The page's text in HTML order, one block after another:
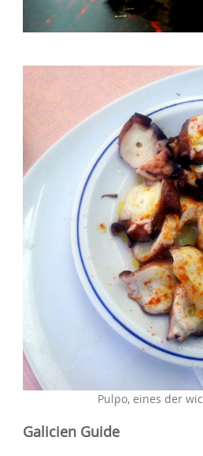
Pulpo, eines der
Galicien Guide